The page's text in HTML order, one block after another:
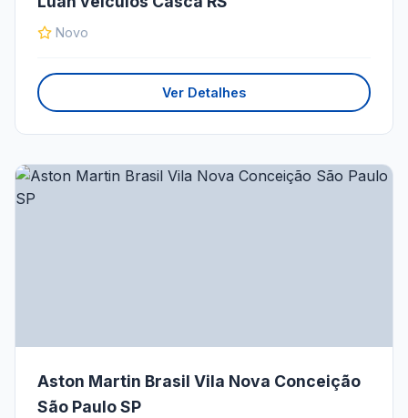
Novo
Ver Detalhes
Aston Martin Brasil Vila Nova Conceição
São Paulo SP